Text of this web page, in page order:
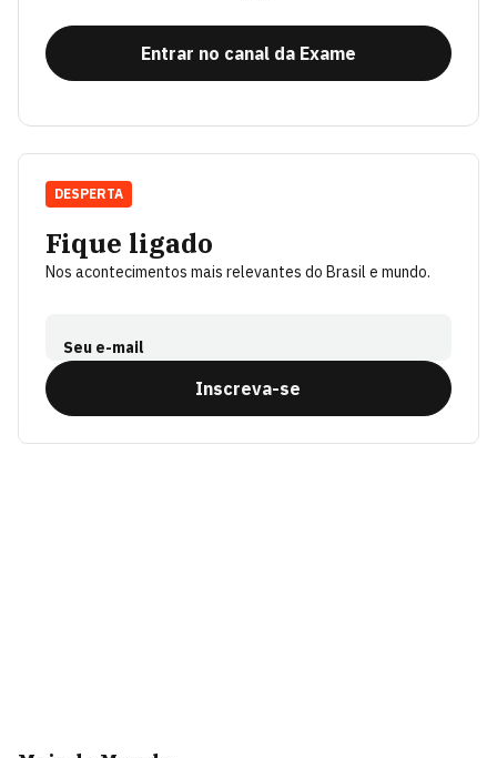
Entrar no canal da Exame
Fique ligado
Nos acontecimentos mais relevantes do Brasil e mundo.
Seu e-mail
Inscreva-se
DESPERTA